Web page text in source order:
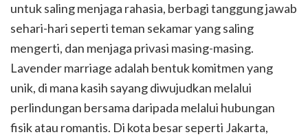
untuk saling menjaga rahasia, berbagi tanggung jawab
sehari-hari seperti teman sekamar yang saling
mengerti, dan menjaga privasi masing-masing.
Lavender marriage adalah bentuk komitmen yang
unik, di mana kasih sayang diwujudkan melalui
perlindungan bersama daripada melalui hubungan
fisik atau romantis. Di kota besar seperti Jakarta,